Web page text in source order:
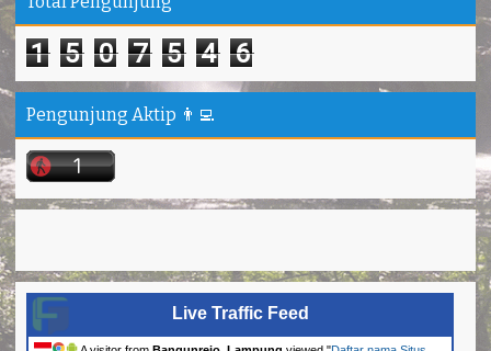
1 5 0 7 5 4 6
Pengunjung Aktip 👨‍💻
Live Traffic Feed